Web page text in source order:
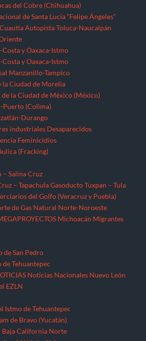
del Cobre (Chihuahua)
de Santa Lucía “Felipe Ángeles”
Autopista Toluca-Naucalpán
y Oaxaca-Istmo
y Oaxaca-Istmo
Manzanillo-Tampico
la Ciudad de Morelia
la Ciudad de México (México)
Puerto (Colima)
Durango
industriales Desaparecidos
Feminicidios
(Fracking)
– Salina Cruz
– Tapachula Gasoducto Tuxpan – Tula
del Golfo (Veracruz y Puebla)
de Gas Natural Norte-Noroeste
Michoacán Migrantes
de San Pedro
Tehuantepec
Noticias Nacionales Nuevo León
EZLN
Istmo de Tehuantepec
de Bravo (Yucatán)
Baja California Norte